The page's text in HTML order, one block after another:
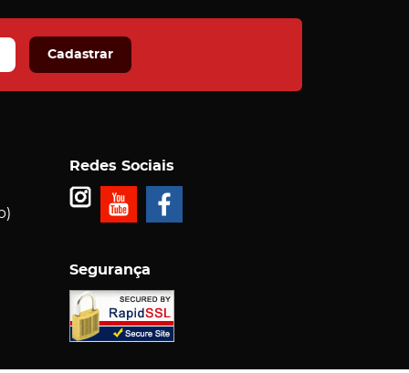
Cadastrar
Redes Sociais
Segurança